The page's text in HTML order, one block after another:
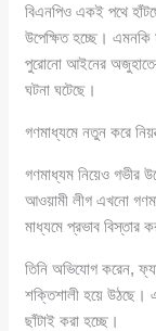
বিএনপিও একই পথে
উপেক্ষিত হচ্ছে। এমনকি
পুরোনো আইনের
ঘটনা ঘটেছে।
গণমাধ্যমে নতুন করে
গণমাধ্যম নিয়েও গভীর
আওয়ামী লীগ এখনো
মাধ্যমে প্রভাব বিস্তার
তিনি অভিযোগ করেন,
শক্তিশালী হয়ে উঠছে।
ছাঁটাই করা হচ্ছে।